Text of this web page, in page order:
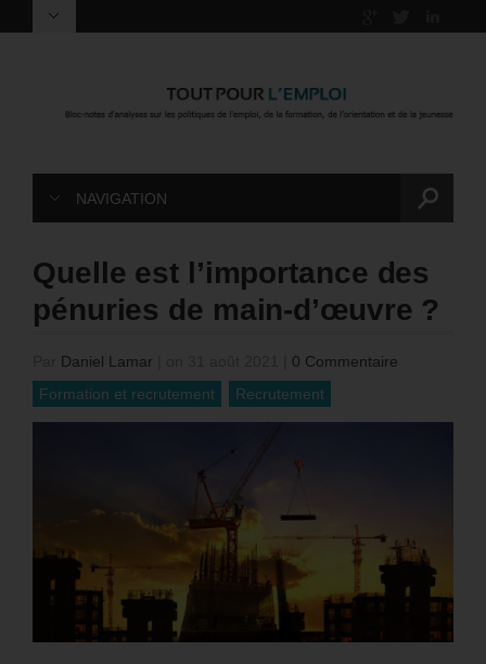
NAVIGATION
Quelle est l’importance des
pénuries de main-d’œuvre ?
Daniel Lamar
0 Commentaire
Formation et recrutement
Recrutement